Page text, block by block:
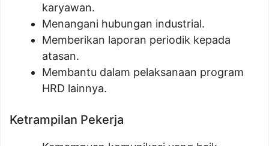
karyawan.
Menangani hubungan industrial.
Memberikan laporan periodik kepada
atasan.
Membantu dalam pelaksanaan program
HRD lainnya.
Ketrampilan Pekerja